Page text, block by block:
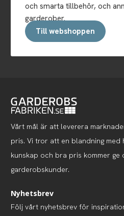
och smarta tillbehör, och
garderober.
Till webshoppen
Vårt mål är att leverera
pris. Vi tror att en blandning med
kunskap och bra pris kommer ge
garderobskunder.
Nyhetsbrev
Följ vårt nyhetsbrev för